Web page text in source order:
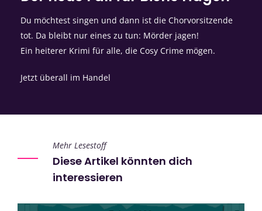
Du möchtest singen und dann ist die Chorvorsitzende
tot. Da bleibt nur eines zu tun: Mörder jagen!
Ein heiterer Krimi für alle, die Cosy Crime mögen.
Jetzt überall im Handel
Mehr Lesestoff
Diese Artikel könnten dich
interessieren